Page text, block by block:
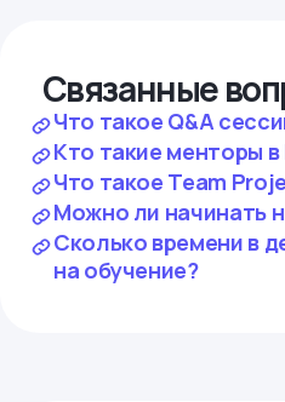
Связанные
Что такое Q&A
Кто такие менторы
Что такое Team
Можно ли начинать
Сколько времени в
на обучение?